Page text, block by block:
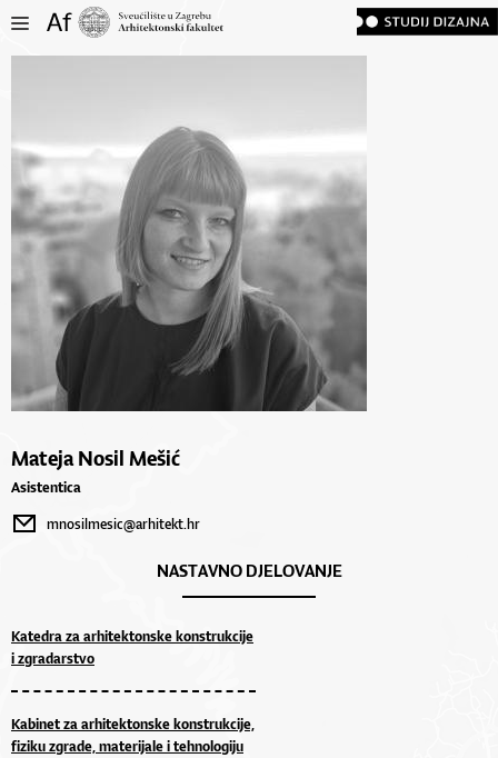
Mateja Nosil Mešić
Asistentica
mnosilmesic@arhitekt.hr
NASTAVNO DJELOVANJE
Katedra za arhitektonske konstrukcije
i zgradarstvo
Kabinet za arhitektonske konstrukcije,
fiziku zgrade, materijale i tehnologiju